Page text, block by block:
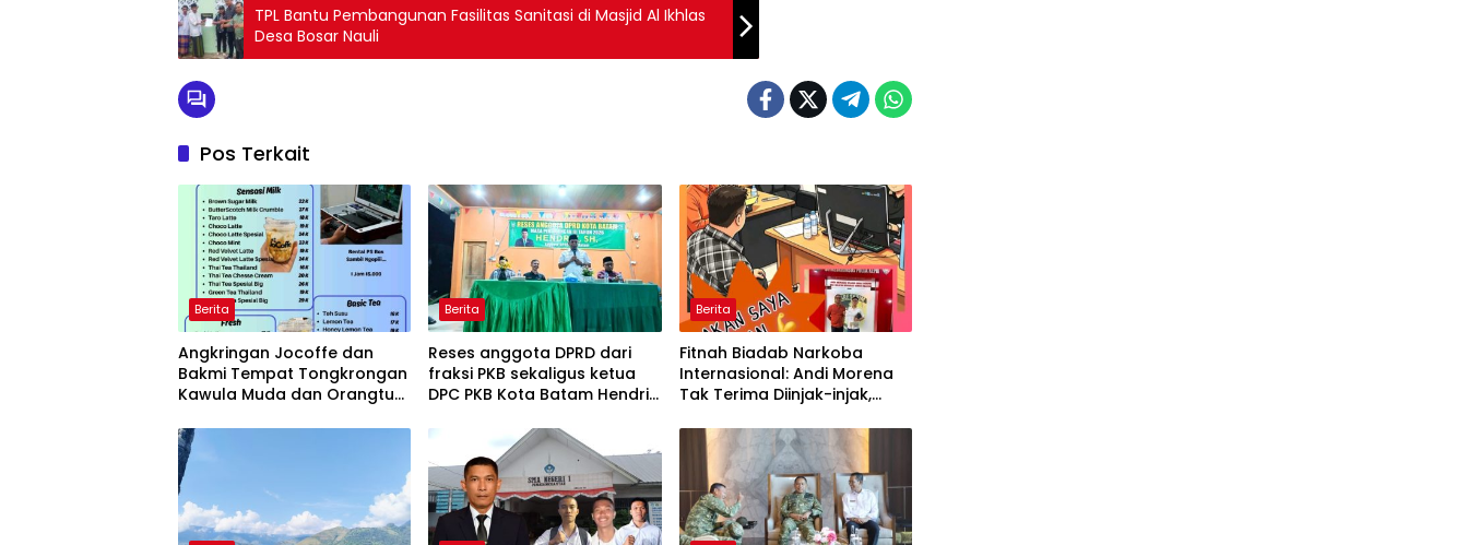
TPL Bantu Pembangunan Fasilitas Sanitasi di Masjid Al Ikhlas
Desa Bosar Nauli
Pos Terkait
Berita
Angkringan Jocoffe dan
Bakmi Tempat Tongkrongan
Kawula Muda dan Orangtua
Berita
Reses anggota DPRD dari
fraksi PKB sekaligus ketua
DPC PKB Kota Batam Hendrik
Patam Indah Minta Jalan,
Ambulans, dan Sarana
Olahraga
Berita
Fitnah Biadab Narkoba
Internasional: Andi Morena
Tak Terima Diinjak-injak,
Penyebar Hoaks ke Polda
Kepri!